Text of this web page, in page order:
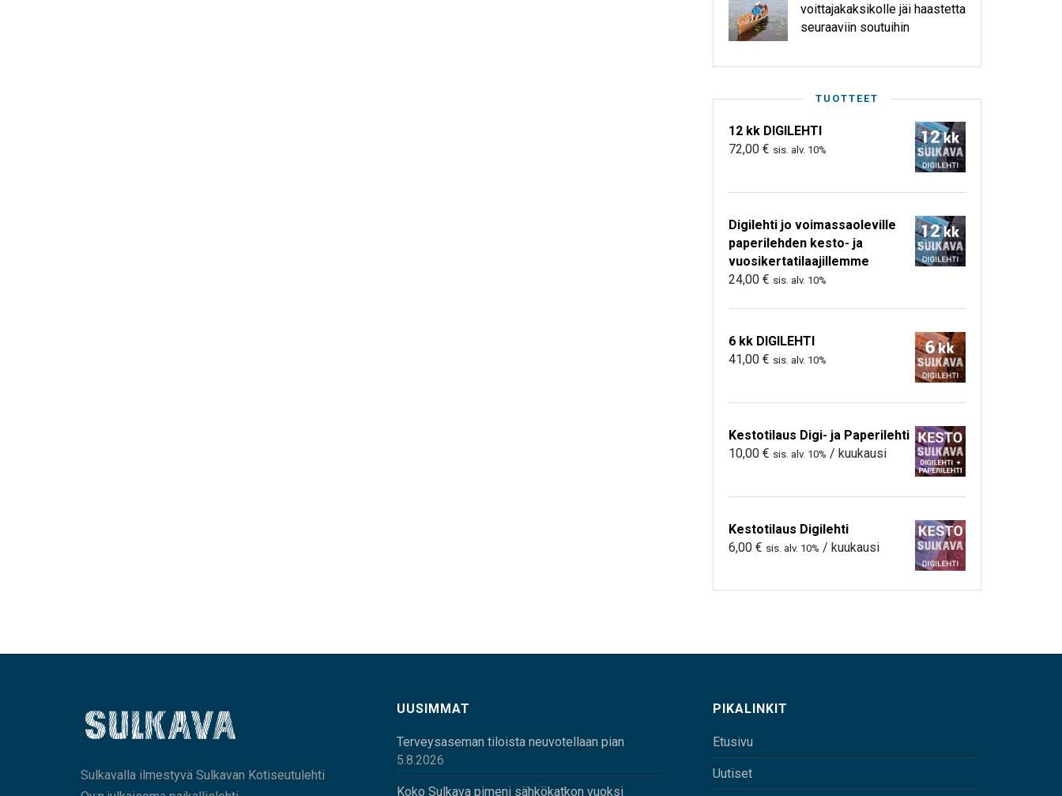
voittajakaksikolle jäi haastetta
seuraaviin soutuihin
TUOTTEET
12 kk DIGILEHTI
72,00 € sis. alv. 10%
Digilehti jo voimassaoleville
paperilehden kesto- ja
vuosikertatilaajillemme
24,00 € sis. alv. 10%
6 kk DIGILEHTI
41,00 € sis. alv. 10%
Kestotilaus Digi- ja Paperilehti
10,00 € sis. alv. 10% / kuukausi
Kestotilaus Digilehti
6,00 € sis. alv. 10% / kuukausi
Sulkavalla ilmestyvä Sulkavan Kotiseutulehti
UUSIMMAT
Terveysaseman tiloista neuvotellaan pian
5.8.2026
Koko Sulkava pimeni sähkökatkon vuoksi
PIKALINKIT
Etusivu
Uutiset